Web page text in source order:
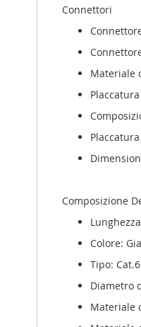
Connettori
Materiale
Composizione
Colore:
Tipo: Cat.6
Diametro
Materiale